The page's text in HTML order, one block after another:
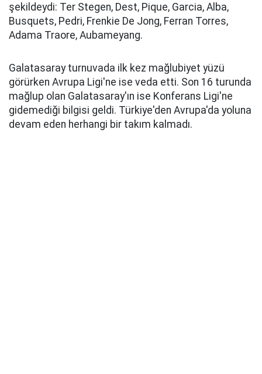
şekildeydi: Ter Stegen, Dest, Pique, Garcia, Alba,
Busquets, Pedri, Frenkie De Jong, Ferran Torres,
Adama Traore, Aubameyang.
Galatasaray turnuvada ilk kez mağlubiyet yüzü
görürken Avrupa Ligi'ne ise veda etti. Son 16 turunda
mağlup olan Galatasaray'ın ise Konferans Ligi'ne
gidemediği bilgisi geldi. Türkiye'den Avrupa'da yoluna
devam eden herhangi bir takım kalmadı.